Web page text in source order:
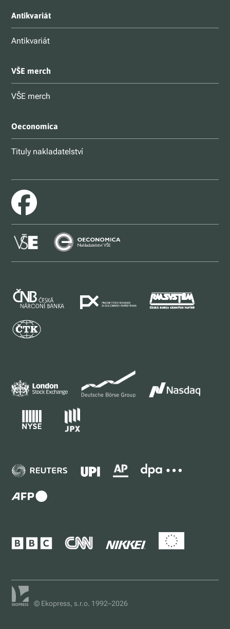
Antikvariát
Antikvariát
VŠE merch
VŠE merch
Oeconomica
Tituly nakladatelství
© Ekopress, s.r.o. 1992–2026